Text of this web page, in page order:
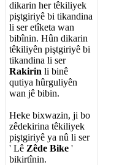
dikarin her têkiliyek
piştgiriyê bi tikandina
li ser etîketa wan
bibînin. Hûn dikarin
têkiliyên piştgiriyê bi
tikandina li ser
Rakirin li binê
qutiya hûrguliyên
wan jê bibin.
Heke bixwazin, ji bo
zêdekirina têkiliyek
piştgiriyê ya nû li ser
' Lê Zêde Bike '
bikirtînin.